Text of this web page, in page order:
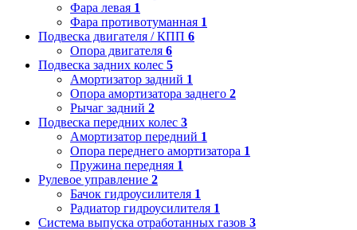
Фара левая 1
Фара противотуманная 1
Подвеска двигателя / КПП 6
Опора двигателя 6
Подвеска задних колес 5
Амортизатор задний 1
Опора амортизатора заднего 2
Рычаг задний 2
Подвеска передних колес 3
Амортизатор передний 1
Опора переднего амортизатора 1
Пружина передняя 1
Рулевое управление 2
Бачок гидроусилителя 1
Радиатор гидроусилителя 1
Система выпуска отработанных газов 3